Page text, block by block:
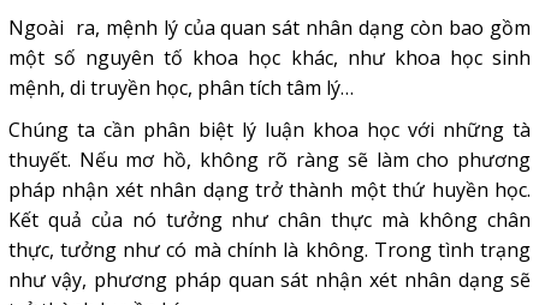
Ngoài ra, mệnh lý của quan sát nhân dạng còn bao gồm
một số nguyên tố khoa học khác, như khoa học sinh
mệnh, di truyền học, phân tích tâm lý…
Chúng ta cần phân biệt lý luận khoa học với những tà
thuyết. Nếu mơ hồ, không rõ ràng sẽ làm cho phương
pháp nhận xét nhân dạng trở thành một thứ huyền học.
Kết quả của nó tưởng như chân thực mà không chân
thực, tưởng như có mà chính là không. Trong tình trạng
như vậy, phương pháp quan sát nhận xét nhân dạng sẽ